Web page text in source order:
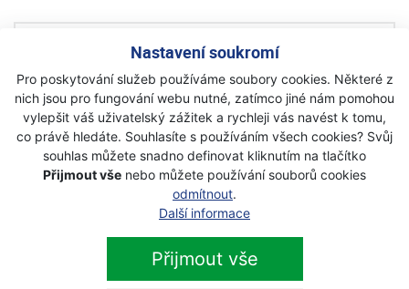
Nastavení soukromí
Pro poskytování služeb používáme soubory cookies. Některé z
nich jsou pro fungování webu nutné, zatímco jiné nám pomohou
vylepšit váš uživatelský zážitek a rychleji vás navést k tomu,
co právě hledáte. Souhlasíte s používáním všech cookies? Svůj
souhlas můžete snadno definovat kliknutím na tlačítko
Přijmout vše nebo můžete používání souborů cookies
odmítnout.
Další informace
Přijmout vše
18x8.5-8
Na objednávku
2 999 Kč
2 899 Kč s DPH
Newsletter